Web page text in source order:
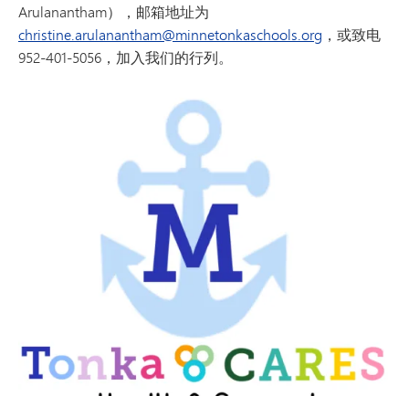
Arulanantham），邮箱地址为
christine.arulanantham@minnetonkaschools.org ，或致电
952-401-5056，加入我们的行列。